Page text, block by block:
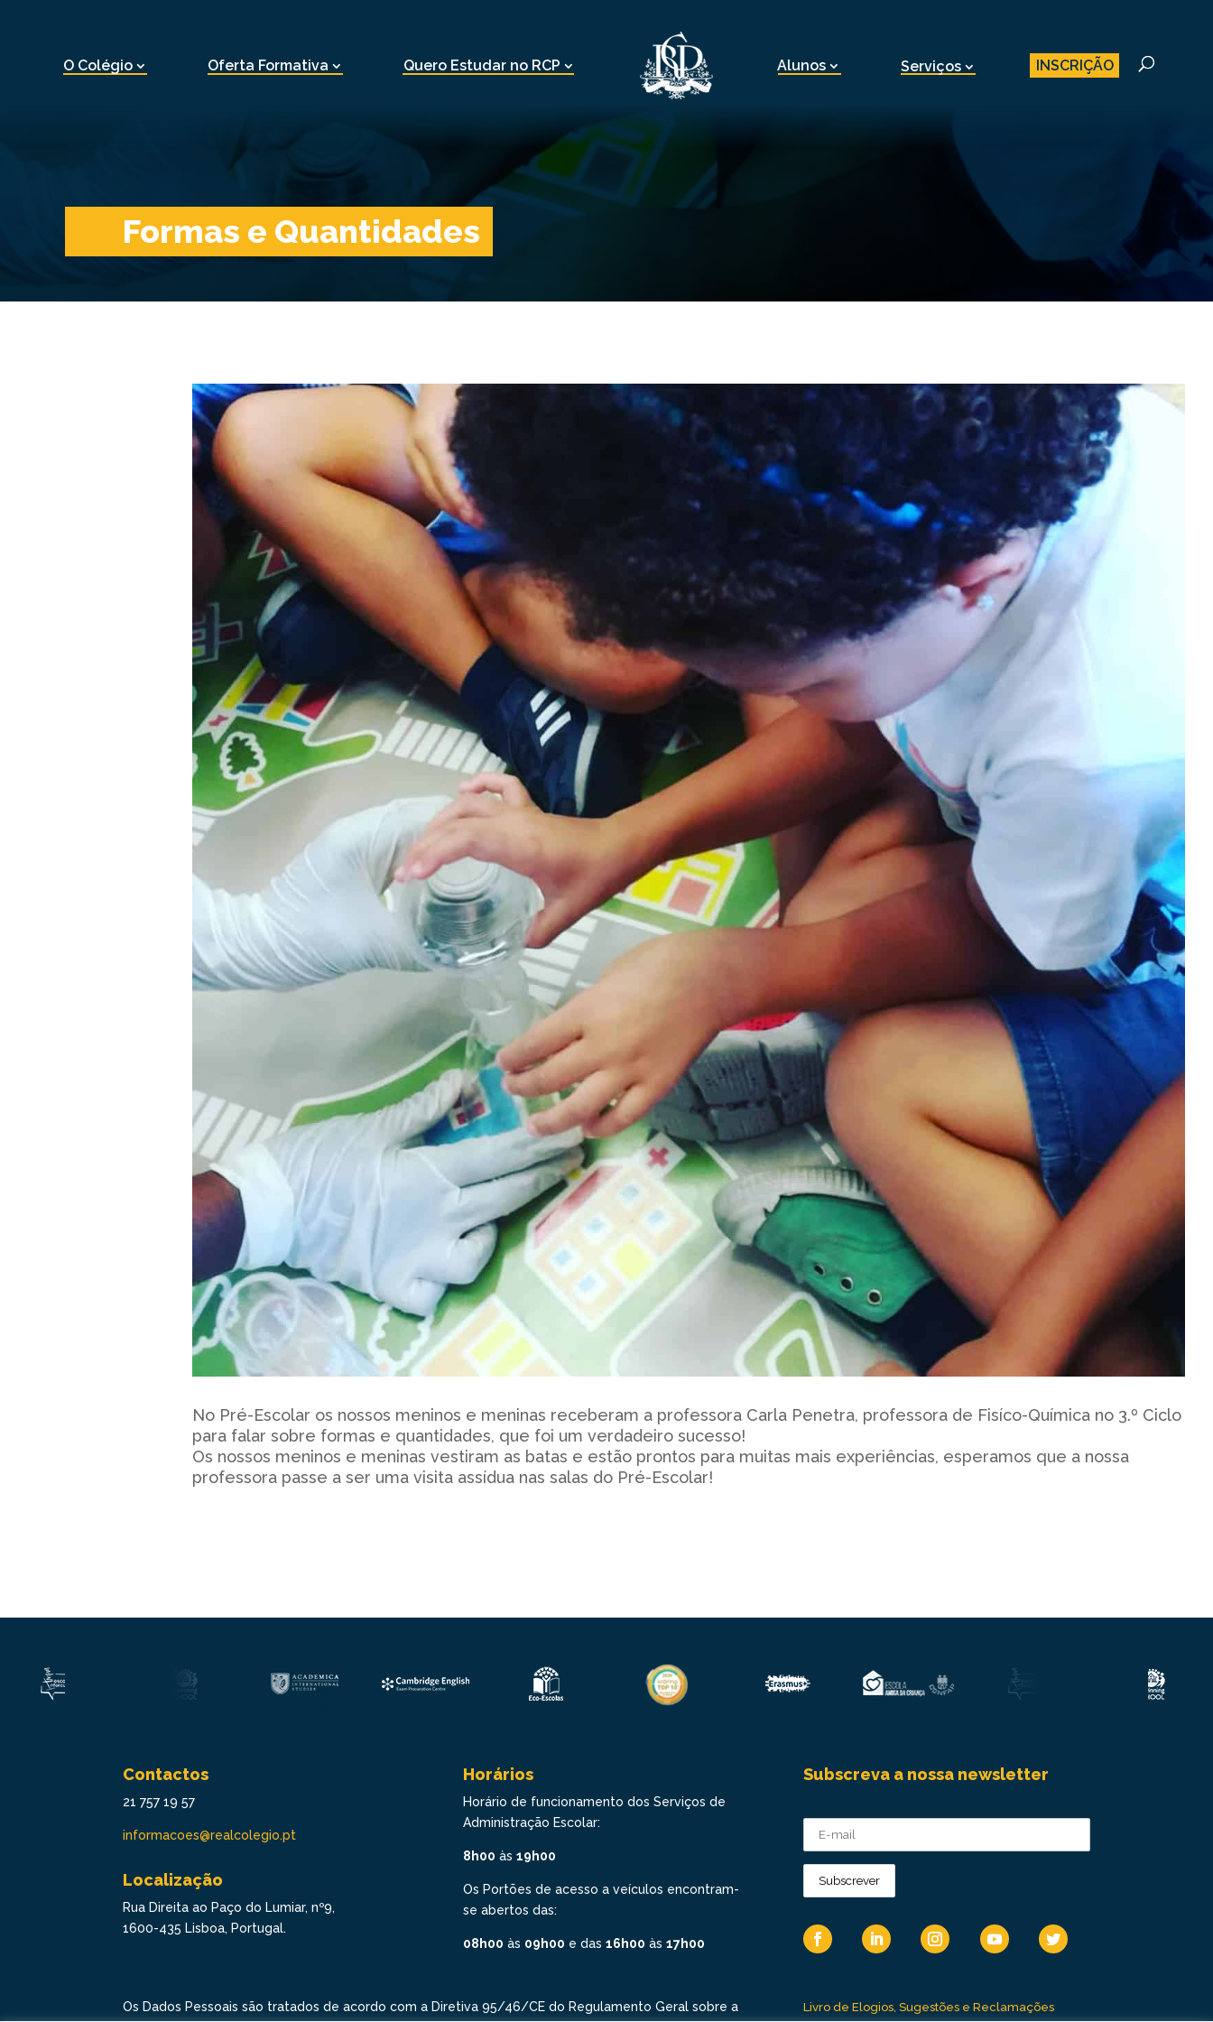
O Colégio Oferta Formativa Quero Estudar no RCP Alunos Serviços INSCRIÇÃO
Formas e Quantidades
No Pré-Escolar os nossos meninos e meninas receberam a professora Carla Penetra, professora de Fisíco-Química no 3.º Ciclo
para falar sobre formas e quantidades, que foi um verdadeiro sucesso!
Os nossos meninos e meninas vestiram as batas e estão prontos para muitas mais experiências, esperamos que a nossa
professora passe a ser uma visita assídua nas salas do Pré-Escolar!
Contactos
21 757 19 57
informacoes@realcolegio.pt
Localização
Rua Direita ao Paço do Lumiar, nº9,
1600-435 Lisboa, Portugal.
Horários
Horário de funcionamento dos Serviços de
Administração Escolar:
8h00 às 19h00
Os Portões de acesso a veículos encontram-
se abertos das:
08h00 às 09h00 e das 16h00 às 17h00
Subscreva a nossa newsletter
Os Dados Pessoais são tratados de acordo com a Diretiva 95/46/CE do Regulamento Geral sobre a
Livro de Elogios, Sugestões e Reclamações